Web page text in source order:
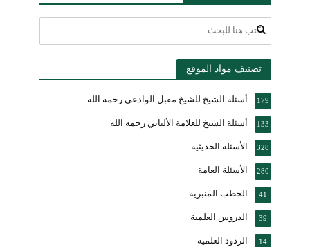
تصنيف مواد الموقع
أسئلة الشيخ للشيخ مقبل الوادعي رحمه الله 179
أسئلة الشيخ للعلامة الألباني رحمه الله 133
الأسئلة الحديثية 328
الأسئلة العامة 280
الخطب المنبرية 41
الدروس العلمية 39
الردود العلمية 14